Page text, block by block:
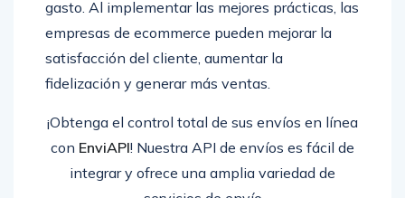
gasto. Al implementar las mejores prácticas, las
empresas de ecommerce pueden mejorar la
satisfacción del cliente, aumentar la
fidelización y generar más ventas.
¡Obtenga el control total de sus envíos en línea
con EnviAPI! Nuestra API de envíos es fácil de
integrar y ofrece una amplia variedad de